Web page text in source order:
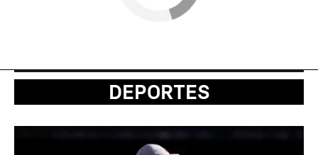
DEPORTES